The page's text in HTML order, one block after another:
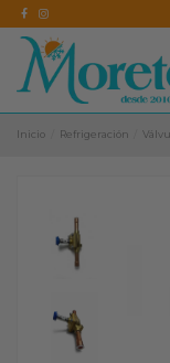
Inicio Refrigeración